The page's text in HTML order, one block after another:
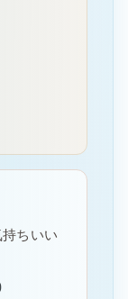
ちいい